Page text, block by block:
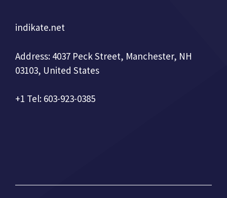
indikate.net
Address: 4037 Peck Street, Manchester, NH
03103, United States
+1 Tel: 603-923-0385